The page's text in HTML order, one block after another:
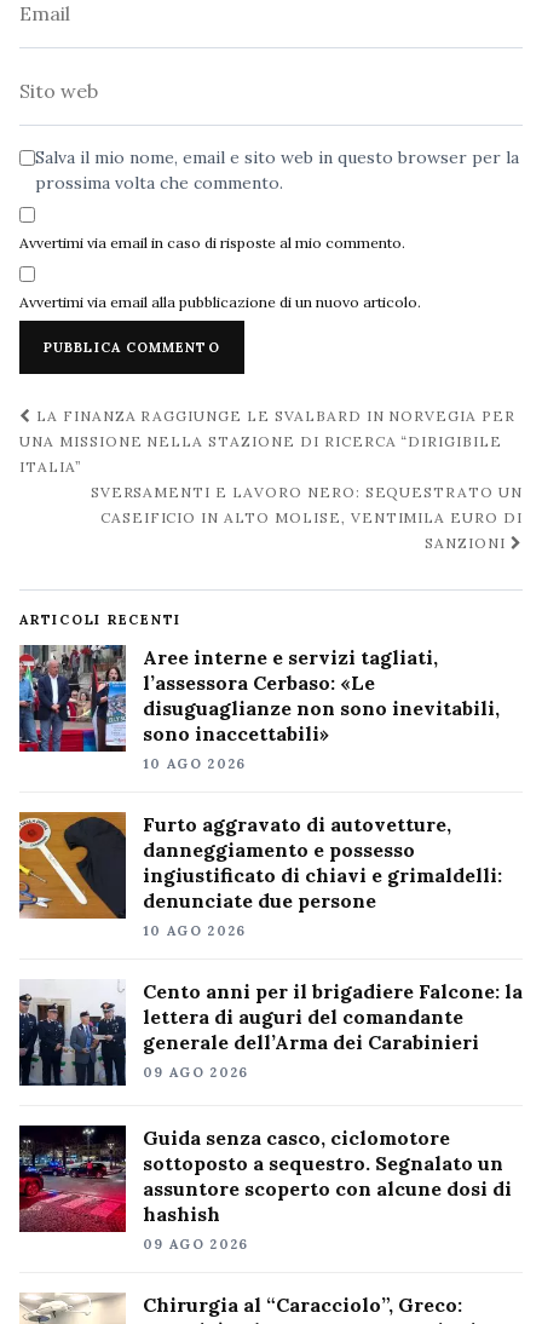
Salva il mio nome, email e sito web in questo browser per la
prossima volta che commento.
Avvertimi via email in caso di risposte al mio commento.
Avvertimi via email alla pubblicazione di un nuovo articolo.
Navigazione
post
LA FINANZA RAGGIUNGE LE SVALBARD IN NORVEGIA PER
UNA MISSIONE NELLA STAZIONE DI RICERCA “DIRIGIBILE
ITALIA”
SVERSAMENTI E LAVORO NERO: SEQUESTRATO UN
CASEIFICIO IN ALTO MOLISE, VENTIMILA EURO DI
SANZIONI
ARTICOLI RECENTI
Aree interne e servizi tagliati,
l’assessora Cerbaso: «Le
disuguaglianze non sono inevitabili,
sono inaccettabili»
10 AGO 2026
Furto aggravato di autovetture,
danneggiamento e possesso
ingiustificato di chiavi e grimaldelli:
denunciate due persone
10 AGO 2026
Cento anni per il brigadiere Falcone: la
lettera di auguri del comandante
generale dell’Arma dei Carabinieri
09 AGO 2026
Guida senza casco, ciclomotore
sottoposto a sequestro. Segnalato un
assuntore scoperto con alcune dosi di
hashish
09 AGO 2026
Chirurgia al “Caracciolo”, Greco: